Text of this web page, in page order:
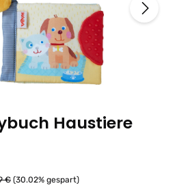
Haustiere
€ (30.02% gespart)